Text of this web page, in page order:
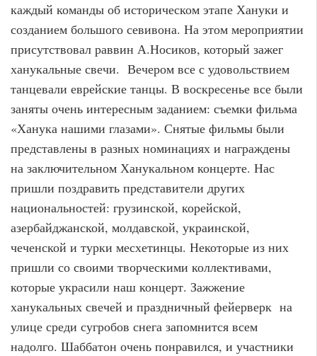
каждый команды об историческом этапе Хануки и
созданием большого севивона. На этом мероприятии
присутствовал раввин А.Носиков, который зажег
ханукальные свечи. Вечером все с удовольствием
танцевали еврейские танцы. В воскресенье все были
заняты очень интересным заданием: съемки фильма
«Ханука нашими глазами». Снятые фильмы были
представлены в разных номинациях и награждены
на заключительном Ханукальном концерте. Нас
пришли поздравить представители других
национальностей: грузинской, корейской,
азербайджанской, молдавской, украинской,
чеченской и турки месхетинцы. Некоторые из них
пришли со своими творческими коллективами,
которые украсили наш концерт. Зажжение
ханукальных свечей и праздничный фейерверк на
улице среди сугробов снега запомнится всем
надолго. Шаббатон очень понравился, и участники